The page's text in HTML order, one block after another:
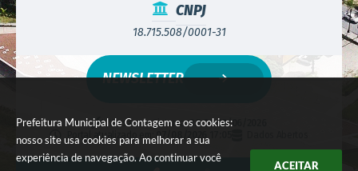
Prefeitura Municipal de Contagem e os cookies:
nosso site usa cookies para melhorar a sua
experiência de navegação. Ao continuar você
ACEITAR
CNPJ
18.715.508/0001-31
Versão do Sistema:3.5.3 - 19/06/2026
Portal atualizado em:
07/08/2026 17:05
NEWSLETTER